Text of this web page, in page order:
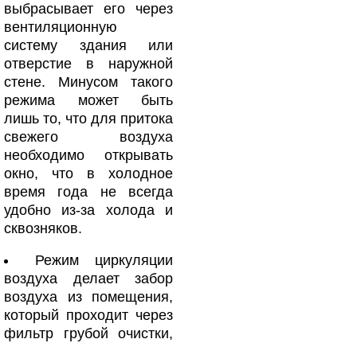
выбрасывает его через
вентиляционную
систему здания или
отверстие в наружной
стене. Минусом такого
режима может быть
лишь то, что для притока
свежего воздуха
необходимо открывать
окно, что в холодное
время года не всегда
удобно из-за холода и
сквозняков.
Режим циркуляции
воздуха делает забор
воздуха из помещения,
который проходит через
фильтр грубой очистки,